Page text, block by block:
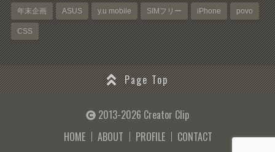
年末企画 ASUS y.u mobile SIMフリー iPhone povo
CSS
Page Top
2013-2026 Creator Clip
HOME
ABOUT PROFILE CONTACT